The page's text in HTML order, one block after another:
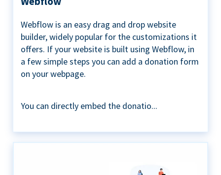
Webflow is an easy drag and drop website
builder, widely popular for the customizations it
offers. If your website is built using Webflow, in
a few simple steps you can add a donation form
on your webpage.
You can directly embed the donatio...